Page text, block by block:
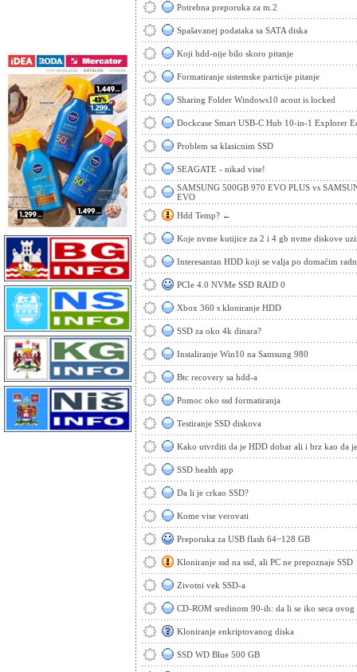
Potrebna preporuka za m.2
Spašavanej podataka sa SATA diska
Koji hdd-nije bilo skoro pitanje
Formatiranje sistemske particije pitanje
Sharing Folder Windows10 acout is locked
Dockcase Smart USB-C Hub 10-in-1 Explorer
Problem sa klasicnim SSD
SEAGATE - nikad vise!
SAMSUNG 500GB 970 EVO PLUS vs
EVO
Hdd Temp? ←
Koje nvme kutijice za 2 i 4 gb nvme diskove
Interesantan HDD koji se valja po domaćim
PCIe 4.0 NVMe SSD RAID 0
Xbox 360 s kloniranje HDD
SSD za oko 4k dinara?
Instaliranje Win10 na Samsung 980
Btc recovery sa hdd-a
Pomoc oko ssd formatiranja
Testiranje SSD diskova
Kako utvrditi da je HDD dobar ali i brz kao da
SSD health app
Da li je crkao SSD?
Kome vise verovati
Preporuka za USB flash 64~128 GB
Kloniranje ssd na ssd, ali PC ne prepoznaje SSD
Zivotni vek SSD-a
CD-ROM sredinom 90-ih: da li se iko seca ovog
Kloniranje enkriptovanog diska
SSD WD Blue 500 GB